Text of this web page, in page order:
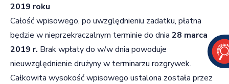
2019 roku
Całość wpisowego, po uwzględnieniu zadatku, płatna
będzie w nieprzekraczalnym terminie do dnia 28 marca
2019 r. Brak wpłaty do w/w dnia powoduje
nieuwzględnienie drużyny w terminarzu rozgrywek.
Całkowita wysokość wpisowego ustalona została przez